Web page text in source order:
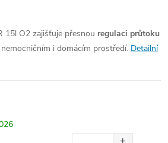
15l O2 zajišťuje přesnou regulaci průtoku
i domácím prostředí. Detailní